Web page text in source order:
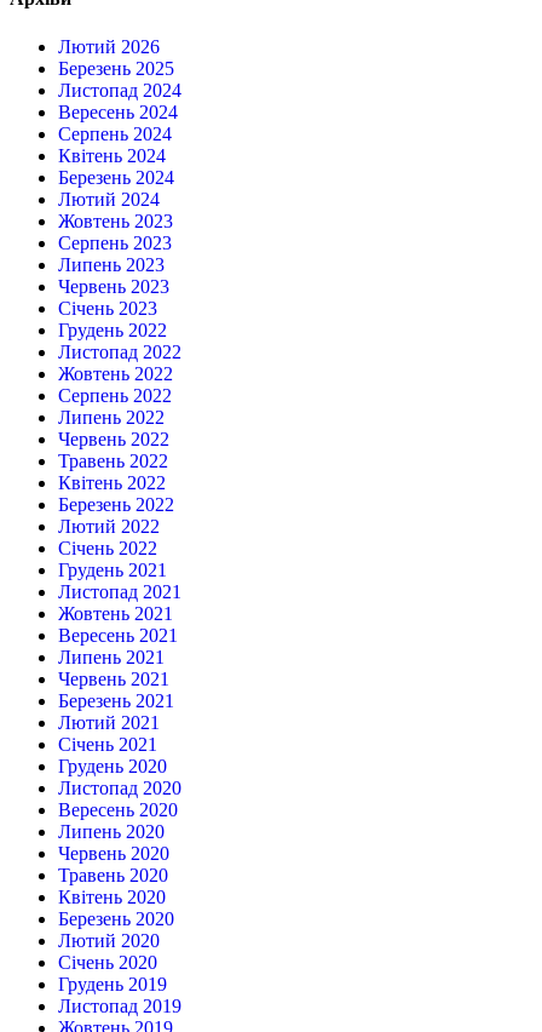
Лютий 2026
Березень 2025
Листопад 2024
Вересень 2024
Серпень 2024
Квітень 2024
Березень 2024
Лютий 2024
Жовтень 2023
Серпень 2023
Липень 2023
Червень 2023
Січень 2023
Грудень 2022
Листопад 2022
Жовтень 2022
Серпень 2022
Липень 2022
Червень 2022
Травень 2022
Квітень 2022
Березень 2022
Лютий 2022
Січень 2022
Грудень 2021
Листопад 2021
Жовтень 2021
Вересень 2021
Липень 2021
Червень 2021
Березень 2021
Лютий 2021
Січень 2021
Грудень 2020
Листопад 2020
Вересень 2020
Липень 2020
Червень 2020
Травень 2020
Квітень 2020
Березень 2020
Лютий 2020
Січень 2020
Грудень 2019
Листопад 2019
Жовтень 2019